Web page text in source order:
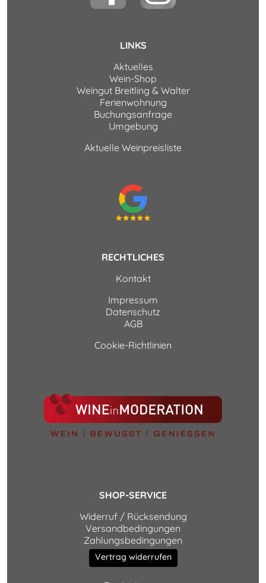
LINKS
Aktuelles
Wein-Shop
Weingut Breitling & Walter
Ferienwohnung
Buchungsanfrage
Umgebung
Aktuelle Weinpreisliste
RECHTLICHES
Kontakt
Impressum
Datenschutz
AGB
Cookie-Richtlinien
SHOP-SERVICE
Widerruf / Rücksendung
Versandbedingungen
Zahlungsbedingungen
Vertrag widerrufen